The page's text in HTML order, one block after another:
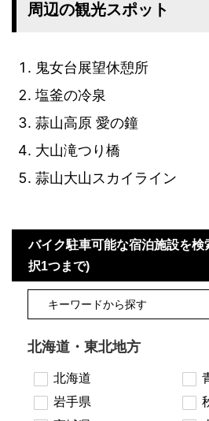
周辺の観光スポット
鬼女台展望休憩所
塩釜の冷泉
蒜山高原 愛の鐘
大山滝つり橋
蒜山大山スカイライン
バイク駐車可能な宿泊施設を検
択1つまで)
北海道・東北地方
北海道
岩手県